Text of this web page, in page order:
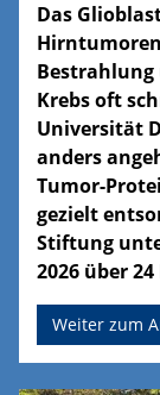
Das
Bestrahlung
Krebs oft
Universität
anders
Tumor-
gezielt
Stiftung
2026 über
Weiter zum